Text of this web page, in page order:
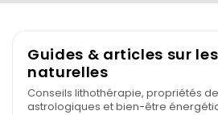
Guides & articles sur
naturelles
Conseils lithothérapie, propriétés
astrologiques et bien-être